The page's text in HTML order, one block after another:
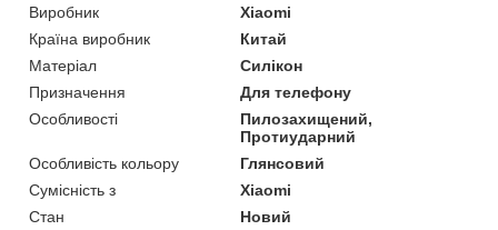
Виробник
Xiaomi
Країна виробник
Китай
Матеріал
Силікон
Призначення
Для телефону
Особливості
Пилозахищений,
Протиударний
Особливість кольору
Глянсовий
Сумісність з
Xiaomi
Стан
Новий